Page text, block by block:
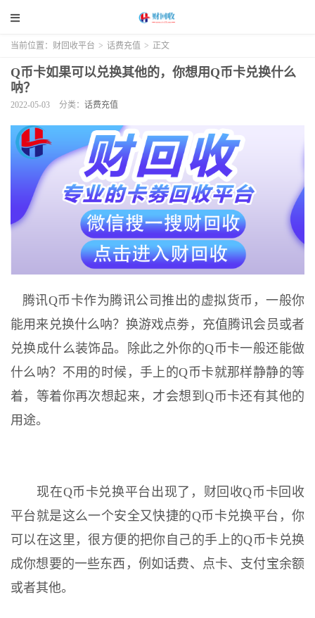
当前位置： 财回收平台 > 话费充值 > 正文
Q币卡如果可以兑换其他的，你想用Q币卡兑换什么
呐？
2022-05-03 分类： 话费充值
腾讯Q币卡作为腾讯公司推出的虚拟货币，一般你
能用来兑换什么呐？换游戏点劵，充值腾讯会员或者
兑换成什么装饰品。除此之外你的Q币卡一般还能做
什么呐？不用的时候，手上的Q币卡就那样静静的等
着，等着你再次想起来，才会想到Q币卡还有其他的
用途。
现在Q币卡兑换平台出现了，财回收Q币卡回收
平台就是这么一个安全又快捷的Q币卡兑换平台，你
可以在这里，很方便的把你自己的手上的Q币卡兑换
成你想要的一些东西，例如话费、点卡、支付宝余额
或者其他。